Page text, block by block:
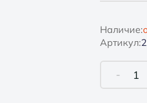
Наличие:
Артикул:
- 1